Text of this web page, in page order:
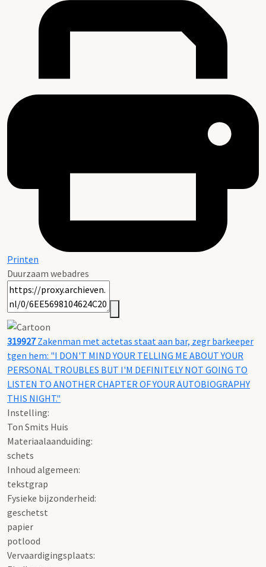
Printen
Duurzaam webadres
319927Zakenman met actetas staat aan bar, zegr barkeeper
tgen hem: "I DON'T MIND YOUR TELLING ME ABOUT YOUR
PERSONAL TROUBLES BUT I'M DEFINITELY NOT GOING TO
LISTEN TO ANOTHER CHAPTER OF YOUR AUTOBIOGRAPHY
THIS NIGHT."
Instelling:
Ton Smits Huis
Materiaalaanduiding:
schets
Inhoud algemeen:
tekstgrap
Fysieke bijzonderheid:
geschetst
papier
potlood
Vervaardigingsplaats: